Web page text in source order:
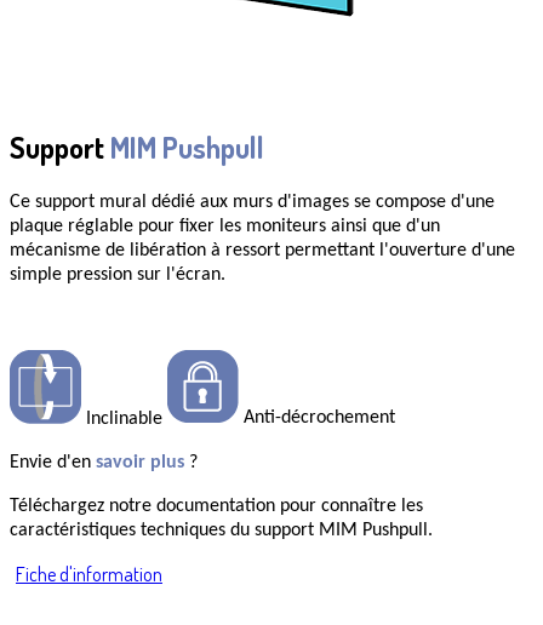
SupportMIM Pushpull
Ce support mural dédié aux murs d'images se compose d'une
plaque réglable pour fixer les moniteurs ainsi que d'un
mécanisme de libération à ressort permettant l'ouverture d'une
simple pression sur l'écran.
Inclinable Anti-décrochement
Envie d'en savoir plus ?
Téléchargez notre documentation pour connaître les
caractéristiques techniques du support MIM Pushpull.
Fiche d'information